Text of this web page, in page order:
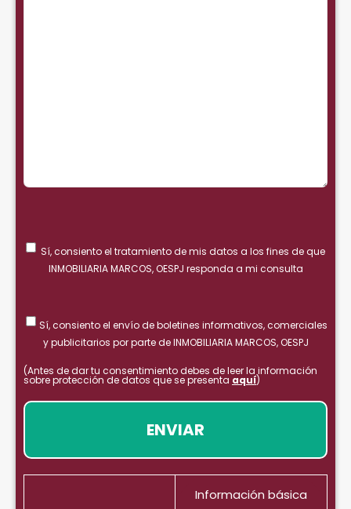
Sí, consiento el tratamiento de mis datos a los fines de que
INMOBILIARIA MARCOS, OESPJ responda a mi consulta
Sí, consiento el envío de boletines informativos, comerciales
y publicitarios por parte de INMOBILIARIA MARCOS, OESPJ
(Antes de dar tu consentimiento debes de leer la información
sobre protección de datos que se presenta aquí)
Información básica